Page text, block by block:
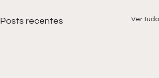
Posts recentes Ver tudo